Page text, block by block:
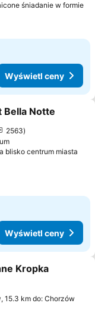
śniadanie w formie
Wyświetl ceny
Bella Notte
2563
blisko centrum miasta
Wyświetl ceny
Kropka
15.3 km do: Chorzów